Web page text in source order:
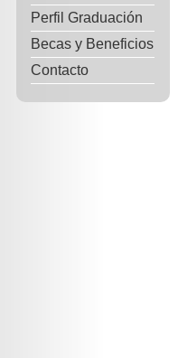
Perfil Graduación
Becas y Beneficios
Contacto